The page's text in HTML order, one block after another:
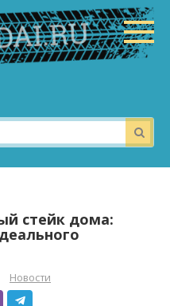
стейк дома:
Новости